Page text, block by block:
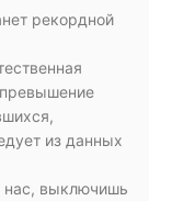
рекордной
из данных
нас, выключишь